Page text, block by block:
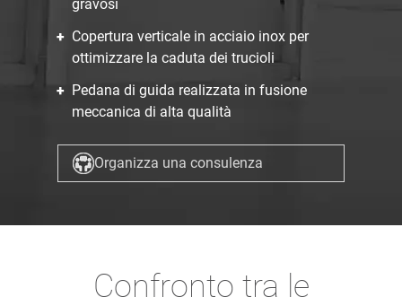
gravosi
Copertura verticale in acciaio inox per
ottimizzare la caduta dei trucioli
Pedana di guida realizzata in fusione
meccanica di alta qualità
Organizza una consulenza
Confronto tra le